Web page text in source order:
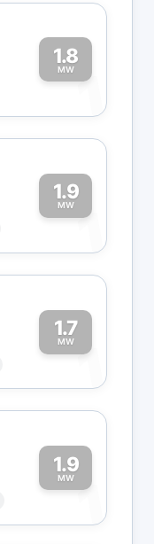
1.8
MW1
1.9
MW1
1.7
MW1
1.9
MW1